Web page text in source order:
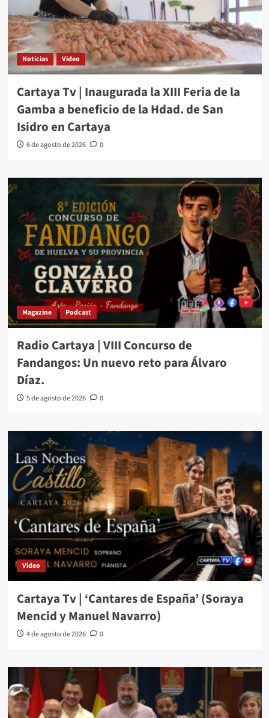
Noticias Video
Cartaya Tv | Inaugurada la XIII Feria de la
Gamba a beneficio de la Hdad. de San
Isidro en Cartaya
6 de agosto de 2026 0
Magazine Podcast
Radio Cartaya | VIII Concurso de
Fandangos: Un nuevo reto para Álvaro
Díaz.
5 de agosto de 2026 0
Video
Cartaya Tv | ‘Cantares de España’ (Soraya
Mencid y Manuel Navarro)
4 de agosto de 2026 0